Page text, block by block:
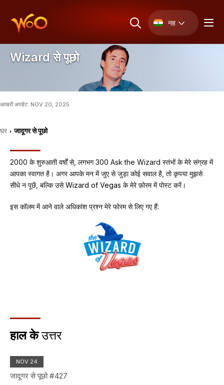
नह
Wizard से पूछो
आखरी अपडेट: NOV 20, 2025
घर › जादूगर से पूछो
2000 के शुरुआती वर्षों से, लगभग 300 Ask the Wizard स्तंभों के मेरे संग्रह में
आपका स्वागत है। अगर आपके मन में जुए से जुड़ा कोई सवाल है, तो कृपया मुझसे
सीधे न पूछें, बल्कि उसेWizard of Vegas के मेरे फ़ोरम में पोस्ट करें।
इस कॉलम में आने वाले अधिकांश प्रश्न मेरे फोरम से लिए गए हैं:
हाल केउत्तर
NOV 24
जादूगर से पूछो #427